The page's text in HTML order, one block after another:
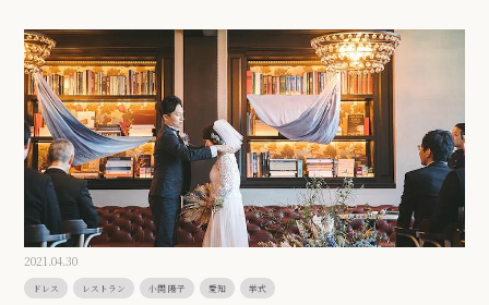
2021.04.30
ドレス レストラン 小関 陽子 愛知 挙式